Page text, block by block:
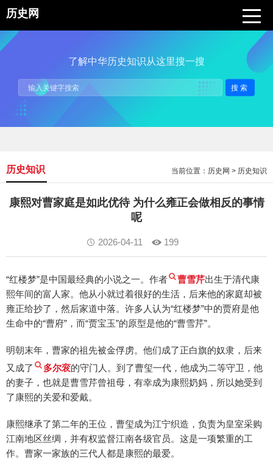
历史网
了解中华历史知识从这里搜一搜
搜索
当前位置： 历史网 > 历史知识
历史知识
康熙对曹家庭是如此优待 为什么雍正会做相反的事情
呢
2026-04-11 199
“红楼梦”是中国最经典的小说之一。作者 曹雪芹出生于清代康
熙年间的富人家。他从小就过着很好的生活，后来他的家庭却被
雍正给抄了，然后家道中落。许多人认为“红楼梦”中的贾府是他
生命中的“曹府”，而“贾宝玉”的原型是他的“曹雪芹”。
明朝末年，曹家的祖先被金俘虏。他们成了正白旗的奴隶，后来
又成了
多尔衮的守门人。到了曹玺一代，他成为二等守卫，他
的妻子，也就是曹雪芹曾祖母，有幸成为康熙奶妈，所以她受到
了康熙的关爱和爱戴。
康熙继承了第二年的王位，曹玺成为江宁织造，负责为皇室采购
江南地区丝绸，并有权监督江南各级官员。这是一项繁重的工
作。曹家一家族的三代人都是康熙的最爱。